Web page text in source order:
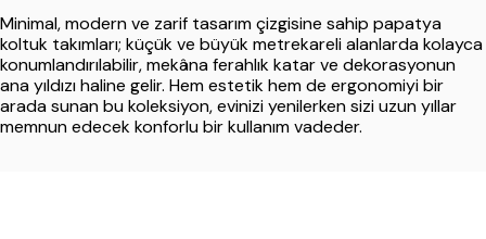
Minimal, modern ve zarif tasarım çizgisine sahip papatya
koltuk takımları; küçük ve büyük metrekareli alanlarda kolayca
konumlandırılabilir, mekâna ferahlık katar ve dekorasyonun
ana yıldızı haline gelir. Hem estetik hem de ergonomiyi bir
arada sunan bu koleksiyon, evinizi yenilerken sizi uzun yıllar
memnun edecek konforlu bir kullanım vadeder.